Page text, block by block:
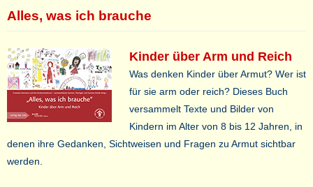
Alles, was ich brauche
Kinder über Arm und Reich
Was denken Kinder über Armut? Wer ist
für sie arm oder reich? Dieses Buch
versammelt Texte und Bilder von
Kindern im Alter von 8 bis 12 Jahren, in
denen ihre Gedanken, Sichtweisen und Fragen zu Armut sichtbar
werden.